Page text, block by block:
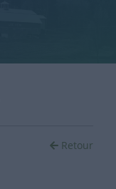
Retour